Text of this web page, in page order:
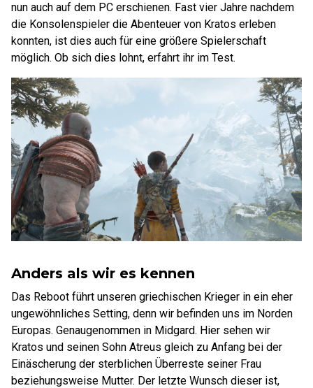
nun auch auf dem PC erschienen. Fast vier Jahre nachdem
die Konsolenspieler die Abenteuer von Kratos erleben
konnten, ist dies auch für eine größere Spielerschaft
möglich. Ob sich dies lohnt, erfahrt ihr im Test.
Anders als wir es kennen
Das Reboot führt unseren griechischen Krieger in ein eher
ungewöhnliches Setting, denn wir befinden uns im Norden
Europas. Genaugenommen in Midgard. Hier sehen wir
Kratos und seinen Sohn Atreus gleich zu Anfang bei der
Einäscherung der sterblichen Überreste seiner Frau
beziehungsweise Mutter. Der letzte Wunsch dieser ist,